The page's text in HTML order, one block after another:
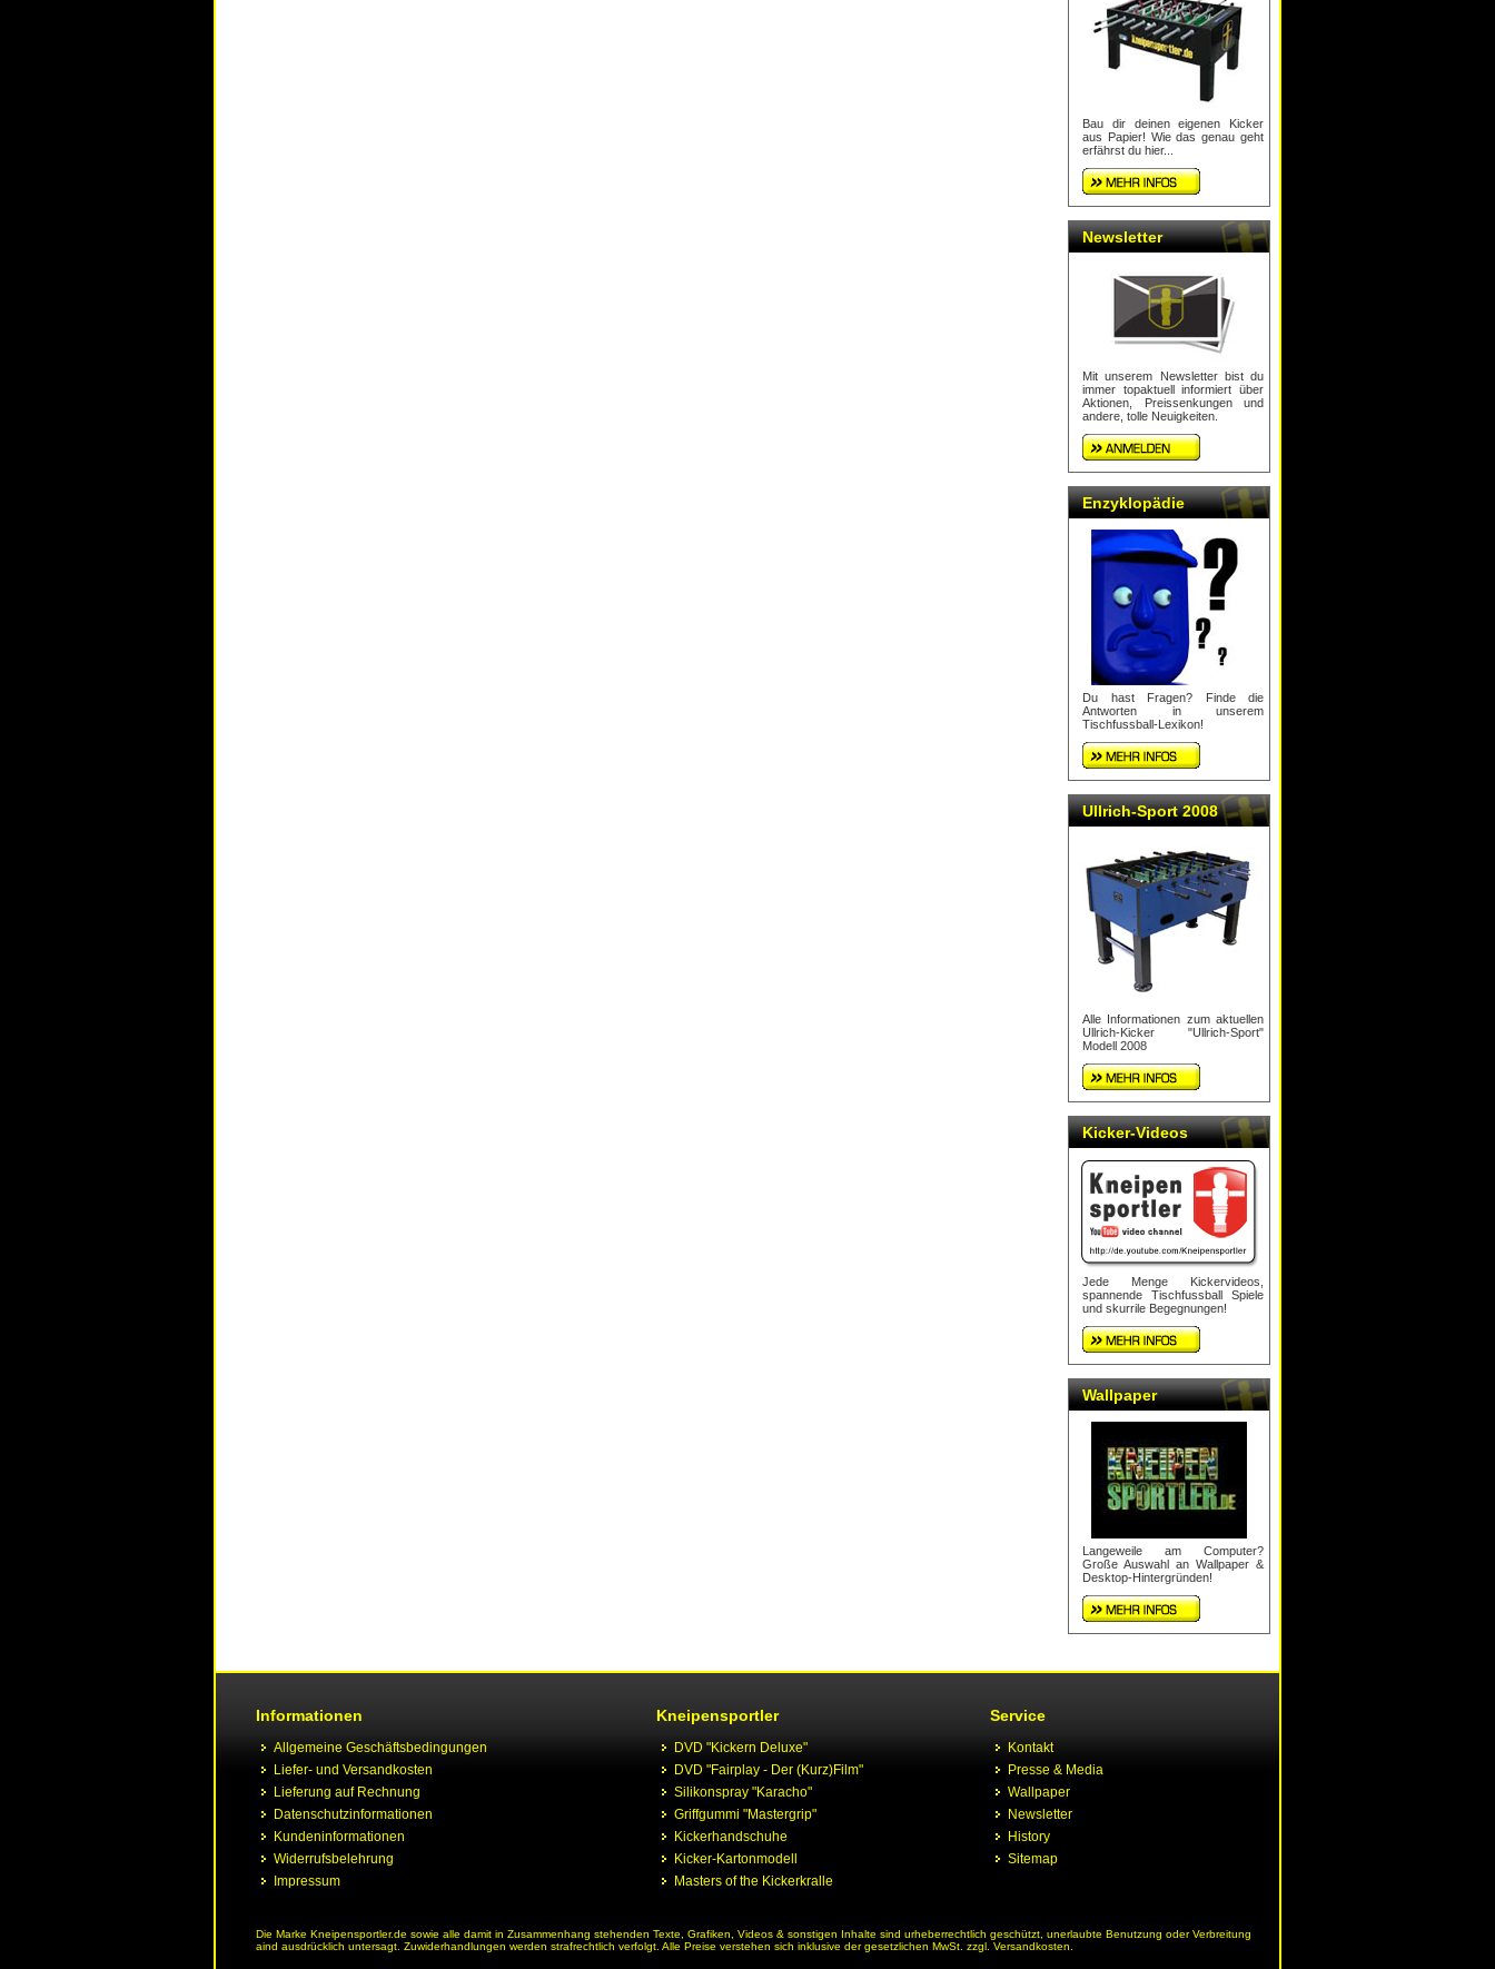
Bau dir deinen eigenen Kicker
aus Papier! Wie das genau geht
erfährst du hier...
Newsletter
Mit unserem Newsletter bist du
immer topaktuell informiert über
Aktionen, Preissenkungen und
andere, tolle Neuigkeiten.
Enzyklopädie
Du hast Fragen? Finde die
Antworten in unserem
Tischfussball-Lexikon!
Ullrich-Sport 2008
Alle Informationen zum aktuellen
Ullrich-Kicker "Ullrich-Sport"
Modell 2008
Kicker-Videos
Jede Menge Kickervideos,
spannende Tischfussball Spiele
und skurrile Begegnungen!
Wallpaper
Langeweile am Computer?
Große Auswahl an Wallpaper &
Desktop-Hintergründen!
Informationen
Allgemeine Geschäftsbedingungen
Liefer- und Versandkosten
Lieferung auf Rechnung
Datenschutzinformationen
Kundeninformationen
Widerrufsbelehrung
Impressum
Kneipensportler
DVD "Kickern Deluxe"
DVD "Fairplay - Der (Kurz)Film"
Silikonspray "Karacho"
Griffgummi "Mastergrip"
Kickerhandschuhe
Kicker-Kartonmodell
Masters of the Kickerkralle
Service
Kontakt
Presse & Media
Wallpaper
Newsletter
History
Sitemap
Die Marke Kneipensportler.de sowie alle damit in Zusammenhang stehenden Texte, Grafiken, Videos & sonstigen Inhalte sind urheberrechtlich geschützt, unerlaubte Benutzung oder Verbreitung
aind ausdrücklich untersagt. Zuwiderhandlungen werden strafrechtlich verfolgt. Alle Preise verstehen sich inklusive der gesetzlichen MwSt. zzgl. Versandkosten.